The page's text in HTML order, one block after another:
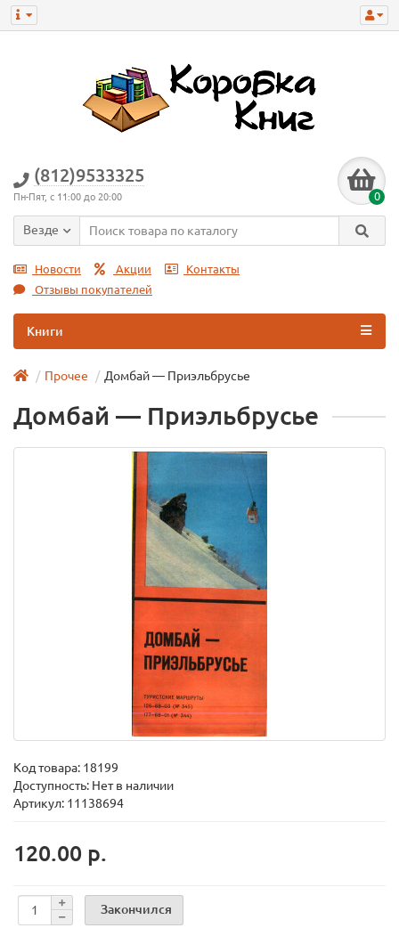
(812)9533325
Пн-Пят, с 11:00 до 20:00 0
Везде
Новости Акции
Контакты
Отзывы покупателей
Книги
Прочее Домбай — Приэльбрусье
Домбай — Приэльбрусье
Код товара: 18199
Доступность: Нет в наличии
Артикул: 11138694
120.00 р.
Закончился